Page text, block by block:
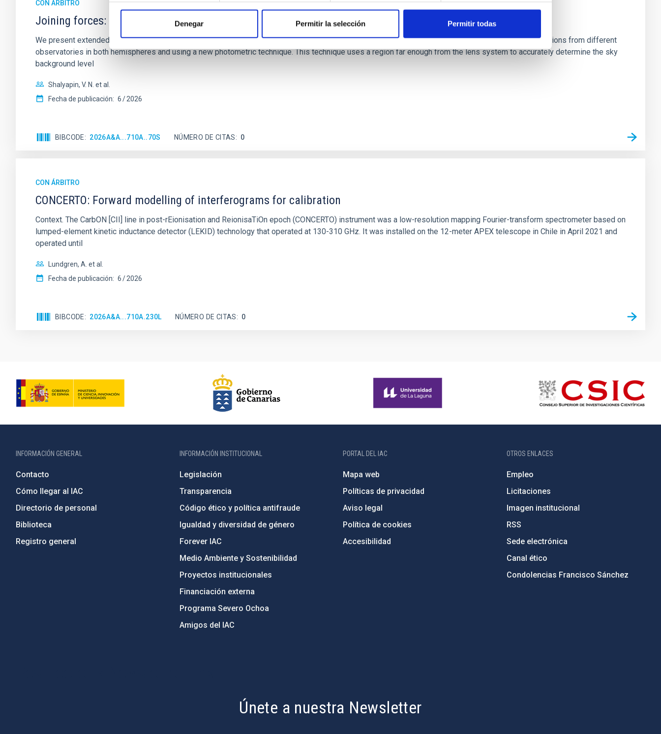
Denegar Permitir la selección Permitir todas
CON ÁRBITRO
Joining forces: 30 years of optical monitoring of the Einstein Cross
We present extended optical monitoring of the quadruply-imaged gravitationally lensed quasar QSO 2237+0305, the Einstein Cross, including observations from different
observatories in both hemispheres and using a new photometric technique. This technique uses a region far enough from the lens system to accurately determine the sky
background level
Shalyapin, V. N. et al.
Fecha de publicación: 6 2026
BIBCODE 2026A&A...710A..70S NÚMERO DE CITAS 0
CON ÁRBITRO
CONCERTO: Forward modelling of interferograms for calibration
Context. The CarbON [CII] line in post-rEionisation and ReionisaTiOn epoch (CONCERTO) instrument was a low-resolution mapping Fourier-transform spectrometer based on
lumped-element kinetic inductance detector (LEKID) technology that operated at 130-310 GHz. It was installed on the 12-meter APEX telescope in Chile in April 2021 and
operated until
Lundgren, A. et al.
Fecha de publicación: 6 2026
BIBCODE 2026A&A...710A.230L NÚMERO DE CITAS 0
INFORMACIÓN GENERAL
Contacto
Cómo llegar al IAC
Directorio de personal
Biblioteca
Registro general
INFORMACIÓN INSTITUCIONAL
Legislación
Transparencia
Código ético y política antifraude
Igualdad y diversidad de género
Forever IAC
Medio Ambiente y Sostenibilidad
Proyectos institucionales
Financiación externa
Programa Severo Ochoa
Amigos del IAC
PORTAL DEL IAC
Mapa web
Políticas de privacidad
Aviso legal
Política de cookies
Accesibilidad
OTROS ENLACES
Empleo
Licitaciones
Imagen institucional
RSS
Sede electrónica
Canal ético
Condolencias Francisco Sánchez
Únete a nuestra Newsletter